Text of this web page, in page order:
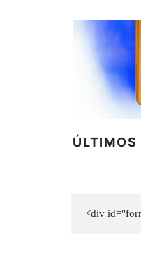
ÚLTIMOS
<div